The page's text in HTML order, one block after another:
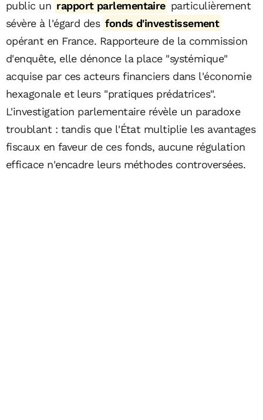
public un rapport parlementaire particulièrement
sévère à l'égard des fonds d'investissement
opérant en France. Rapporteure de la commission
d'enquête, elle dénonce la place "systémique"
acquise par ces acteurs financiers dans l'économie
hexagonale et leurs "pratiques prédatrices".
L'investigation parlementaire révèle un paradoxe
troublant : tandis que l'État multiplie les avantages
fiscaux en faveur de ces fonds, aucune régulation
efficace n'encadre leurs méthodes controversées.